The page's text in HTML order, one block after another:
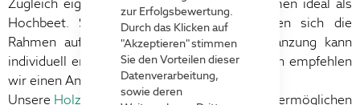
zur Erfolgsbewertung.
Durch das Klicken auf
"Akzeptieren" stimmen
Sie den Vorteilen dieser
Datenverarbeitung,
sowie deren
Zugleich eignen sich unsere Holzaufsatzrahmen ideal als
Hochbeet. Schnell und unkompliziert lassen sich die
Rahmen aufeinander stapeln und die Bepflanzung kann
individuell erfolgen. Für den Einsatz im Freien empfehlen
wir einen Anstrich mit einer Holzschutzfarbe.
Unsere Holzaufsatzrahmen mit Metall-Klappe
ermöglichen